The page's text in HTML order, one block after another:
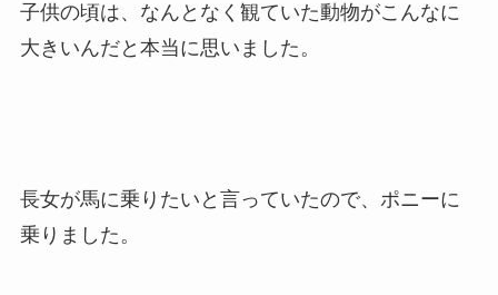
子供の頃は、なんとなく観ていた動物がこんなに
大きいんだと本当に思いました。
長女が馬に乗りたいと言っていたので、ポニーに
乗りました。